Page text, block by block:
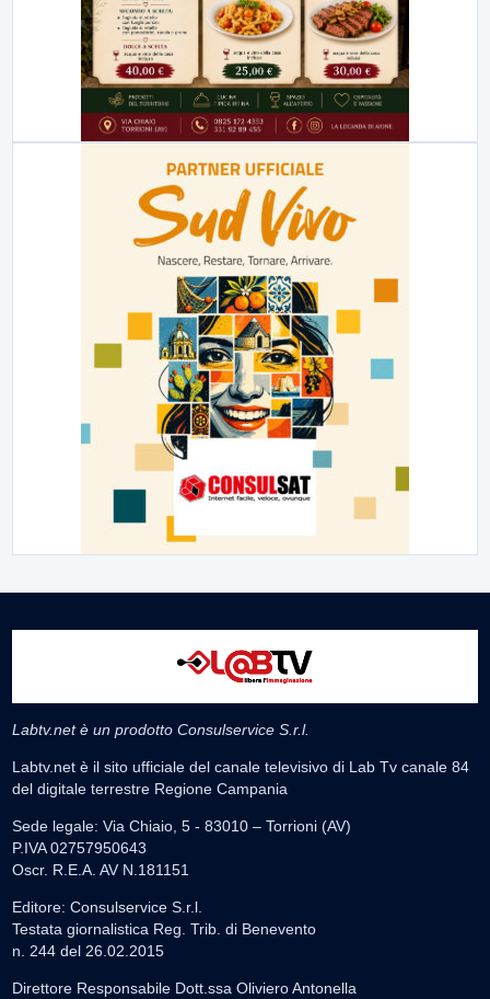
Labtv.net è un prodotto Consulservice S.r.l.
Labtv.net è il sito ufficiale del canale televisivo di Lab Tv canale 84
del digitale terrestre Regione Campania
Sede legale: Via Chiaio, 5 - 83010 – Torrioni (AV)
P.IVA 02757950643
Oscr. R.E.A. AV N.181151
Editore: Consulservice S.r.l.
Testata giornalistica Reg. Trib. di Benevento
n. 244 del 26.02.2015
Direttore Responsabile Dott.ssa Oliviero Antonella